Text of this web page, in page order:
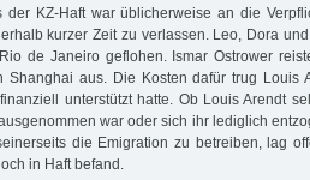
der KZ-Haft war üblicherweise an die
kurzer Zeit zu verlassen. Leo, Dora
de Janeiro geflohen. Ismar Ostrower
Shanghai aus. Die Kosten dafür trug Louis
unterstützt hatte. Ob Louis Arendt
war oder sich ihr lediglich
die Emigration zu betreiben, lag
in Haft befand.